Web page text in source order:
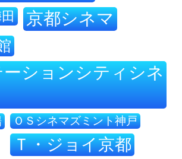
京都シネマ
ーションシティシネ
ＯＳシネマズミント神戸
Ｔ・ジョイ京都